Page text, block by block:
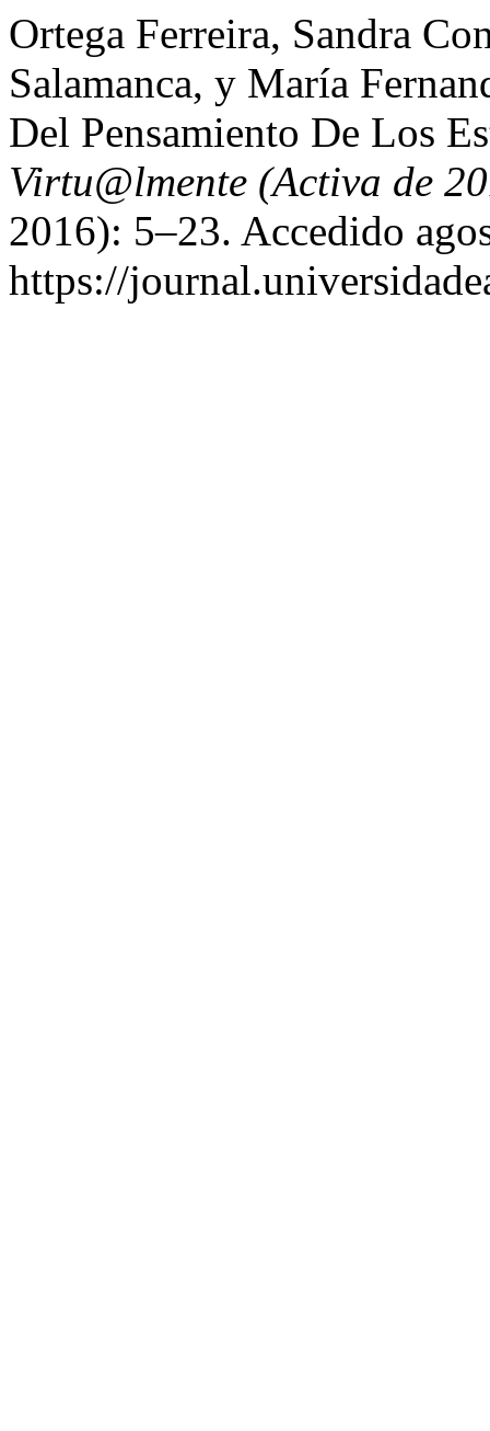
Ortega Ferreira, Sandra
Salamanca, y María
Del Pensamiento De Los
Virtu@lmente (Activa de
2016): 5–23. Accedido
https://